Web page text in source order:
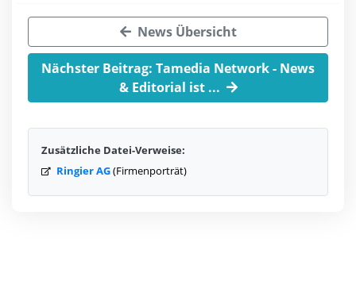
News Übersicht
Nächster Beitrag: Tamedia Network - News
& Editorial ist ...
Zusätzliche Datei-Verweise:
Ringier AG(Firmenporträt)